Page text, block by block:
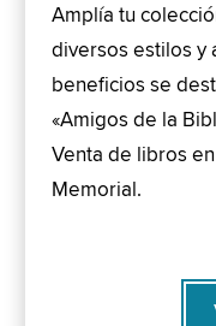
Amplía tu
diversos estilos y
beneficios se
«Amigos de la
Venta de libros
Memorial.